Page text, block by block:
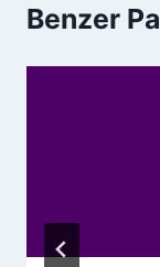
Benzer